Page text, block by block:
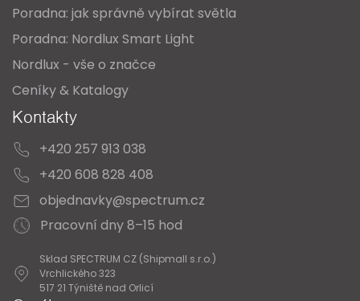
Poradna: jak správně vybírat světla
Poradna: Nordlux Smart Light
Nordlux - vše o značce
Ceníky & Katalogy
Kontakty
+420 257 913 038
+420 608 828 408
objednavky@spectrum.cz
Pracovní dny 8–15 hod
Sklad SPECTRUM CZ (Shipmall s.r.o.)
Vrchlického 323
517 21 Týniště nad Orlicí